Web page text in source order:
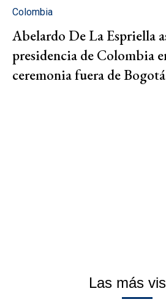
Colombia
Abelardo De La Espriella
presidencia de Colombia
ceremonia fuera de Bogotá
Las más